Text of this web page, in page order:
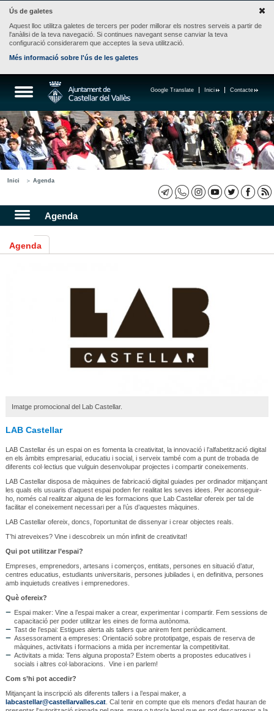
Ús de galetes
Aquest lloc utilitza galetes de tercers per poder millorar els nostres serveis a partir de
l'anàlisi de la teva navegació. Si continues navegant sense canviar la teva
configuració considerarem que acceptes la seva utilització.
Més informació sobre l'ús de les galetes
Contacte
Inici
Google Translate
Inici Agenda
Agenda
Agenda
Imatge promocional del Lab Castellar.
LAB Castellar
LAB Castellar és un espai on es fomenta la creativitat, la innovació i l’alfabetització digital
en els àmbits empresarial, educatiu i social, i serveix també com a punt de trobada de
diferents col·lectius que vulguin desenvolupar projectes i compartir coneixements.
LAB Castellar disposa de màquines de fabricació digital guiades per ordinador mitjançant
les quals els usuaris d’aquest espai poden fer realitat les seves idees. Per aconseguir-
ho, només cal realitzar alguna de les formacions que Lab Castellar ofereix per tal de
facilitar el coneixement necessari per a l’ús d’aquestes màquines.
LAB Castellar ofereix, doncs, l’oportunitat de dissenyar i crear objectes reals.
T’hi atreveixes? Vine i descobreix un món infinit de creativitat!
Qui pot utilitzar l’espai?
Empreses, emprenedors, artesans i comerços, entitats, persones en situació d’atur,
centres educatius, estudiants universitaris, persones jubilades i, en definitiva, persones
amb inquietuds creatives i emprenedores.
Què ofereix?
Espai maker: Vine a l’espai maker a crear, experimentar i compartir. Fem sessions de
capacitació per poder utilitzar les eines de forma autònoma.
Tast de l’espai: Estigues alerta als tallers que anirem fent periòdicament.
Assessorament a empreses: Orientació sobre prototipatge, espais de reserva de
màquines, activitats i formacions a mida per incrementar la competitivitat.
Activitats a mida: Tens alguna proposta? Estem oberts a propostes educatives i
socials i altres col·laboracions. Vine i en parlem!
Com s’hi pot accedir?
Mitjançant la inscripció als diferents tallers i a l’espai maker, a
labcastellar@castellarvalles.cat. Cal tenir en compte que els menors d'edat hauran de